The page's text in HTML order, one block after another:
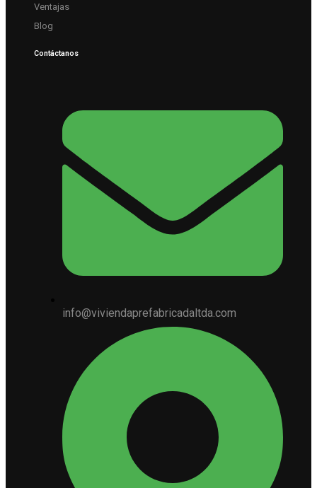
Ventajas
Blog
Contáctanos
info@viviendaprefabricadaltda.com